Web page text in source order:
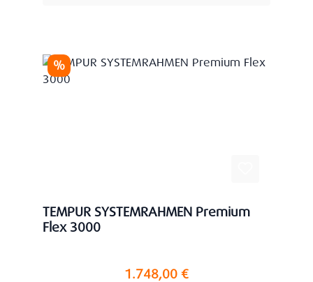
Rabatt
%
TEMPUR SYSTEMRAHMEN Premium
Flex 3000
Verkaufspreis:1.748,00 €